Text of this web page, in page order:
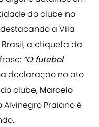
do clube no
a Vila
a etiqueta da
“O futebol
declaração no ato
clube, Marcelo
Praiano é